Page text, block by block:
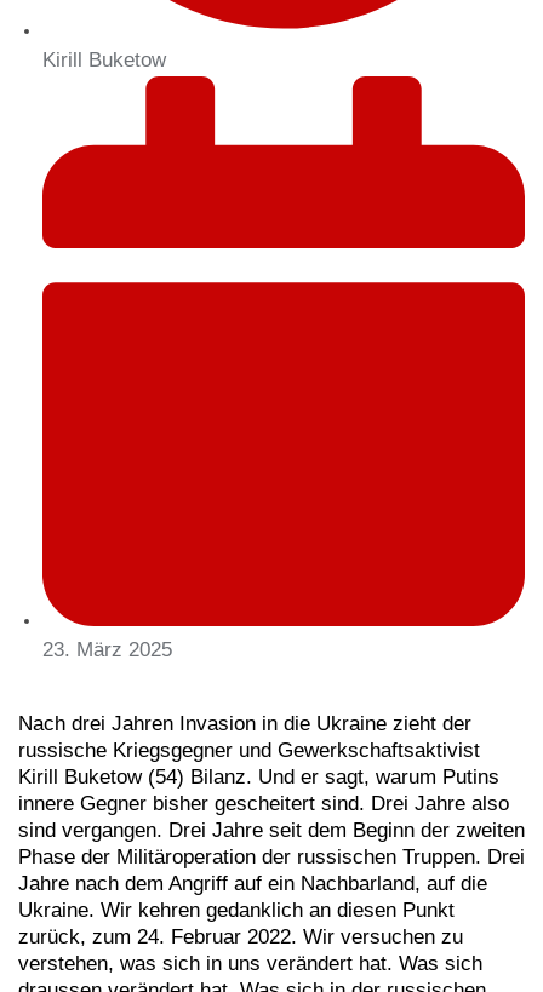
Kirill Buketow
23. März 2025
Nach drei Jahren Invasion in die Ukraine zieht der
russische Kriegsgegner und Gewerkschaftsaktivist
Kirill Buketow (54) Bilanz. Und er sagt, warum Putins
innere Gegner bisher gescheitert sind. Drei Jahre also
sind vergangen. Drei Jahre seit dem Beginn der zweiten
Phase der Militäroperation der russischen Truppen. Drei
Jahre nach dem Angriff auf ein Nachbarland, auf die
Ukraine. Wir kehren gedanklich an diesen Punkt
zurück, zum 24. Februar 2022. Wir versuchen zu
verstehen, was sich in uns verändert hat. Was sich